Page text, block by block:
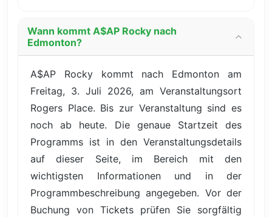
Wann kommt A$AP Rocky nach
Edmonton?
A$AP Rocky kommt nach Edmonton am
Freitag, 3. Juli 2026, am Veranstaltungsort
Rogers Place. Bis zur Veranstaltung sind es
noch ab heute. Die genaue Startzeit des
Programms ist in den Veranstaltungsdetails
auf dieser Seite, im Bereich mit den
wichtigsten Informationen und in der
Programmbeschreibung angegeben. Vor der
Buchung von Tickets prüfen Sie sorgfältig